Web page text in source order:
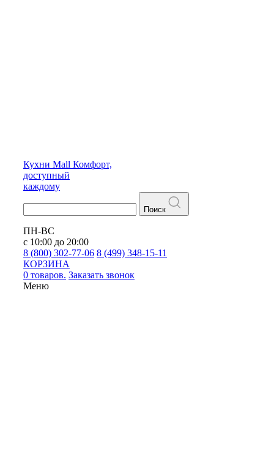
Кухни Mall Комфорт,
доступный
каждому
Поиск
ПН-ВС
с 10:00 до 20:00
8 (800) 302-77-06 8 (499) 348-15-11
КОРЗИНА
0 товаров. Заказать звонок
Меню